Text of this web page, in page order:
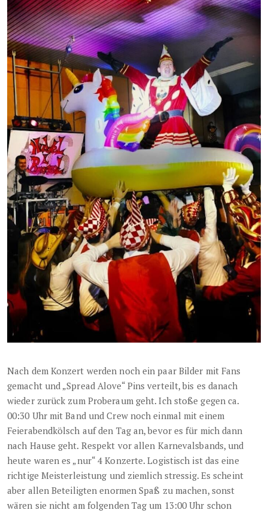
Nach dem Konzert werden noch ein paar Bilder mit Fans
gemacht und „Spread Alove“ Pins verteilt, bis es danach
wieder zurück zum Proberaum geht. Ich stoße gegen ca.
00:30 Uhr mit Band und Crew noch einmal mit einem
Feierabendkölsch auf den Tag an, bevor es für mich dann
nach Hause geht. Respekt vor allen Karnevalsbands, und
heute waren es „nur“ 4 Konzerte. Logistisch ist das eine
richtige Meisterleistung und ziemlich stressig. Es scheint
aber allen Beteiligten enormen Spaß zu machen, sonst
wären sie nicht am folgenden Tag um 13:00 Uhr schon